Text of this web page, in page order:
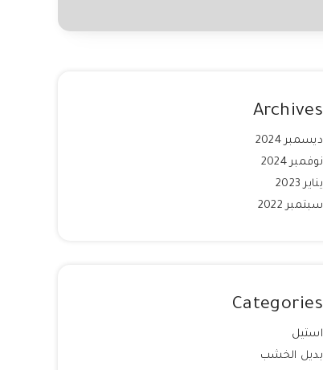
Archives
ديسمبر 2024
نوفمبر 2024
يناير 2023
سبتمبر 2022
Categories
استيل
بديل الخشب